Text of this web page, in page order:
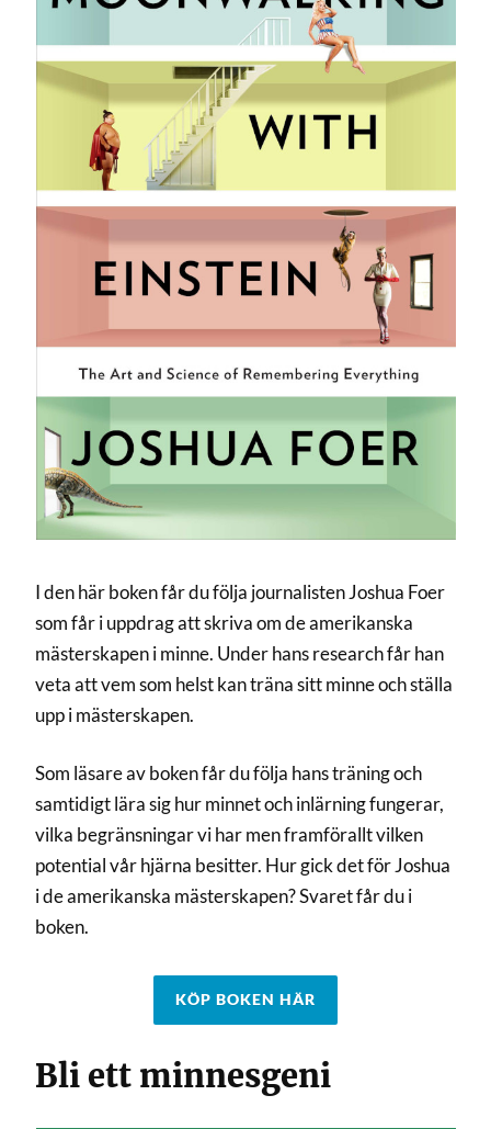
I den här boken får du följa journalisten Joshua Foer
som får i uppdrag att skriva om de amerikanska
mästerskapen i minne. Under hans research får han
veta att vem som helst kan träna sitt minne och ställa
upp i mästerskapen.
Som läsare av boken får du följa hans träning och
samtidigt lära sig hur minnet och inlärning fungerar,
vilka begränsningar vi har men framförallt vilken
potential vår hjärna besitter. Hur gick det för Joshua
i de amerikanska mästerskapen? Svaret får du i
boken.
KÖP BOKEN HÄR
Bli ett minnesgeni